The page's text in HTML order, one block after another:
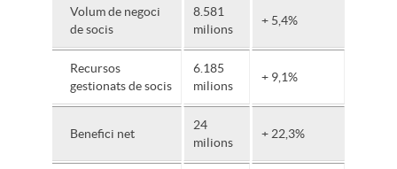
Volum de negoci
de socis
8.581
milions
+ 5,4%
Recursos
gestionats de socis
6.185
milions
+ 9,1%
Benefici net
24
milions
+ 22,3%